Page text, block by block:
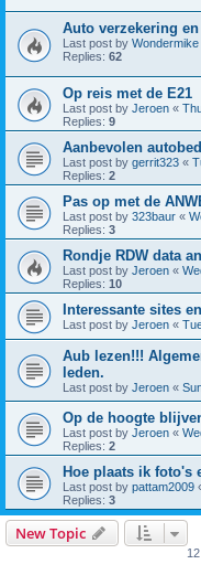
Auto verzekering
Last post by Wondermike
Replies: 62
Op reis met de E21
Last post by Jeroen «
Replies: 9
Aanbevolen
Last post by gerrit323 «
Replies: 2
Pas op met de
Last post by 323baur «
Replies: 3
Rondje RDW data
Last post by Jeroen «
Replies: 10
Interessante sites
Last post by Jeroen «
Aub lezen!!!
leden.
Last post by Jeroen «
Op de hoogte
Last post by Jeroen «
Replies: 2
Hoe plaats ik foto's
Last post by pattam2009
Replies: 3
New Topic